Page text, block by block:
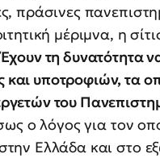
πράσινες
μέριμνα, η
τη δυνατότητα
υποτροφιών, τα
του
ο λόγος για τον
Ελλάδα και στο